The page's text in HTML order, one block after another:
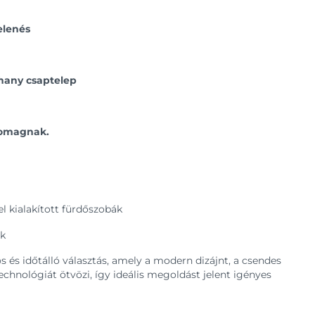
csaptelep
kialakított fürdőszobák
és időtálló választás, amely a modern dizájnt, a csendes
ötvözi, így ideális megoldást jelent igényes